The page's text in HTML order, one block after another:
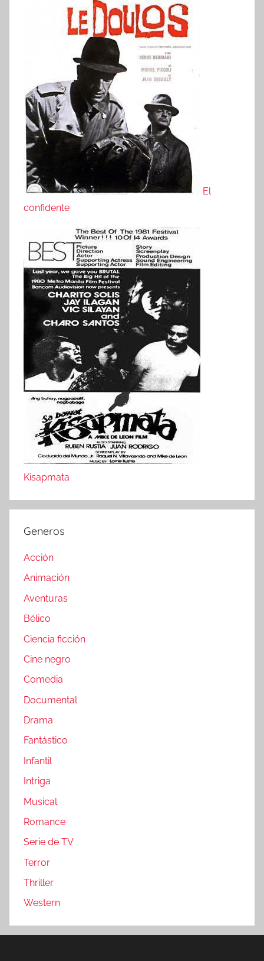
El
confidente
Kisapmata
Generos
Acción
Animación
Aventuras
Bélico
Ciencia ficción
Cine negro
Comedia
Documental
Drama
Fantástico
Infantil
Intriga
Musical
Romance
Serie de TV
Terror
Thriller
Western